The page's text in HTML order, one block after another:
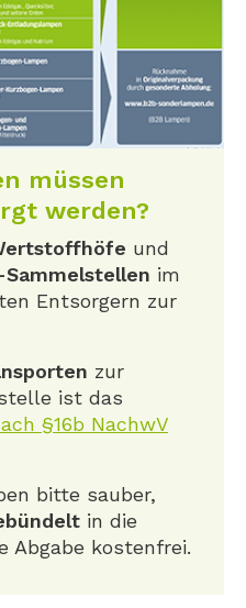
müssen
werden?
und
im
Entsorgern zur
zur
ist das
§16b NachwV
bitte sauber,
in die
Abgabe kostenfrei.